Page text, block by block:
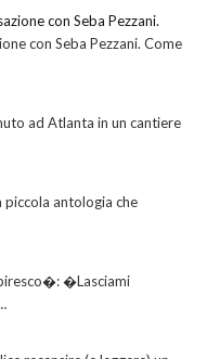
con Seba Pezzani.
con Seba Pezzani. Come
ad Atlanta in un cantiere
piccola antologia che
�Lasciami